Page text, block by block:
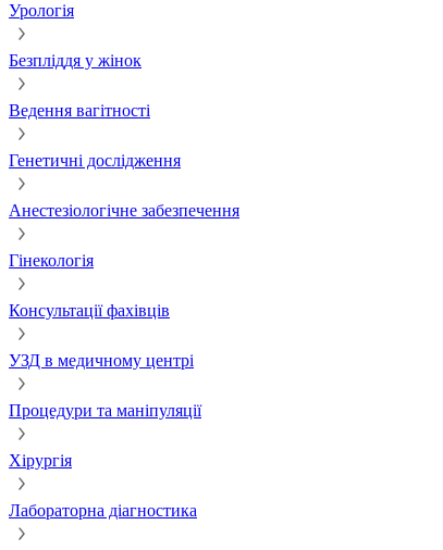
Урологія
Безпліддя у жінок
Ведення вагітності
Генетичні дослідження
Анестезіологічне забезпечення
Гінекологія
Консультації фахівців
УЗД в медичному центрі
Процедури та маніпуляції
Хірургія
Лабораторна діагностика